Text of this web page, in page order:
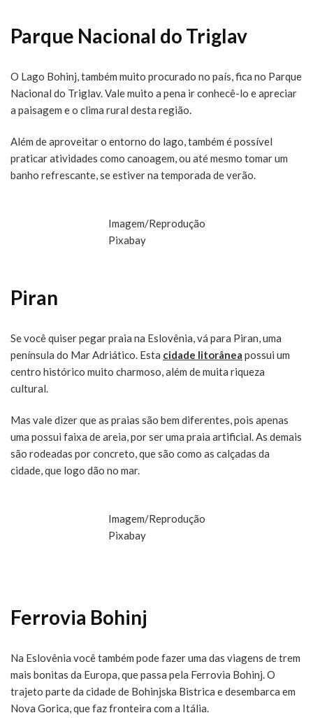
Parque Nacional do Triglav
O Lago Bohinj, também muito procurado no país, fica no Parque
Nacional do Triglav. Vale muito a pena ir conhecê-lo e apreciar
a paisagem e o clima rural desta região.
Além de aproveitar o entorno do lago, também é possível
praticar atividades como canoagem, ou até mesmo tomar um
banho refrescante, se estiver na temporada de verão.
Imagem/Reprodução
Pixabay
Piran
Se você quiser pegar praia na Eslovênia, vá para Piran, uma
península do Mar Adriático. Esta cidade litorânea possui um
centro histórico muito charmoso, além de muita riqueza
cultural.
Mas vale dizer que as praias são bem diferentes, pois apenas
uma possui faixa de areia, por ser uma praia artificial. As demais
são rodeadas por concreto, que são como as calçadas da
cidade, que logo dão no mar.
Imagem/Reprodução
Pixabay
Ferrovia Bohinj
Na Eslovênia você também pode fazer uma das viagens de trem
mais bonitas da Europa, que passa pela Ferrovia Bohinj. O
trajeto parte da cidade de Bohinjska Bistrica e desembarca em
Nova Gorica, que faz fronteira com a Itália.